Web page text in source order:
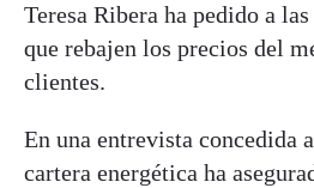
Teresa Ribera ha pedido a
que rebajen los precios del
clientes.
En una entrevista concedida a
cartera energética ha